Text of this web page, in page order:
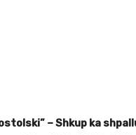
– Shkup ka